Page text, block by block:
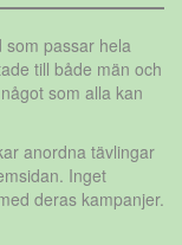
som passar hela
till både män och
som alla kan
anordna tävlingar
Inget
deras kampanjer.